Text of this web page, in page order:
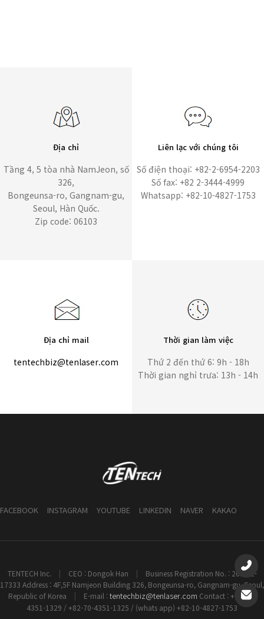
Địa chỉ
Tầng 4, 5 tòa nhà NamJeon, số
326,
Bongeunsa-ro, Gangnam-gu,
Seoul, Hàn Quốc.
Zip code: 06103
Liên lạc với chúng tôi
Số điện thoại: +82-2-6954-2203
Số fax: +82 2-3444-4999
Whatsapp: +82-10-4827-1753
Địa chỉ mail
tentechbiz@tenlaser.com
Thời gian làm việc
Thứ 2 đến thứ 6: 9h - 18h
Thời gian nghỉ trưa: 13h - 14h
FACEBOOK INSTAGRAM YOUTUBE LINKEDIN NAVER KAKAO
TENTECH Inc. | CEO : Dongok Han |
Business Registration No. : 261-81-
17333 Address : 4F,5F Namjeon Building 326, Bongeunsa-ro, Gangnam-gu, Seoul,
Republic of Korea
| E-mail :tentechbiz@tenlaser.com Contact : +82-70-
4351-1329 / +82-70-4351-1325 / (whats app) +82-10-4827-1753